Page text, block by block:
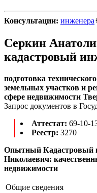
Консультации: инженера
Серкин
кадастровый
подготовка
земельных участков и
сфере недвижимости
Запрос документов в
Аттестат: 69-10-
Реестр: 3270
Опытный Кадастровый
Николаевич:
недвижимости
Общие сведения